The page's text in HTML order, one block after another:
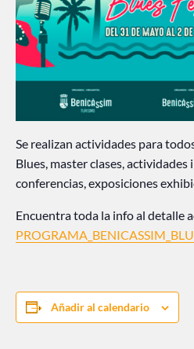
Se realizan actividades para
Blues, master clases,
conferencias, exposiciones
Encuentra toda la info al detalle
Añadir al calendario